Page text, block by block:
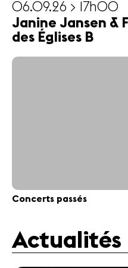
06.09.26 > 17h00
Janine Jansen &
des Églises B
Concerts passés
Actualités